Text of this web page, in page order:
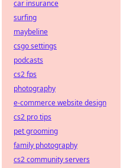
car insurance
surfing
maybeline
csgo settings
podcasts
cs2 fps
photography
e-commerce website design
cs2 pro tips
pet grooming
family photography
cs2 community servers